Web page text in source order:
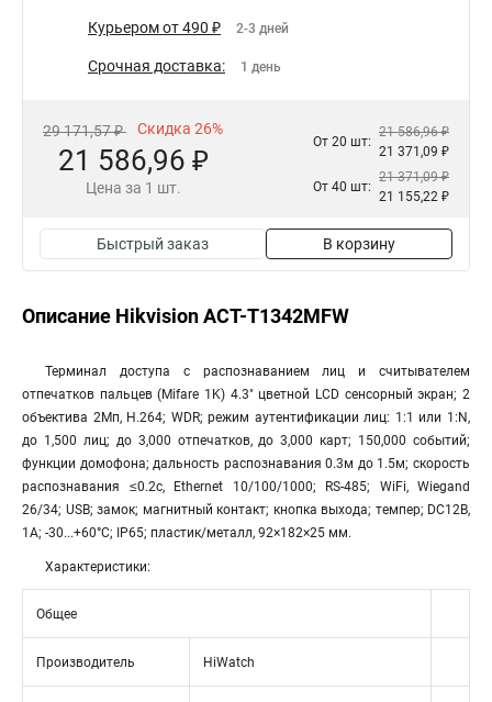
Курьером от 490 ₽ 2-3 дней
Срочная доставка: 1 день
29 171,57 ₽ Скидка 26%
21 586,96 ₽
Цена за 1 шт.
От 20 шт:
21 586,96 ₽
21 371,09 ₽
От 40 шт:
21 371,09 ₽
21 155,22 ₽
Быстрый заказ В корзину
Описание Hikvision ACT-T1342MFW
Терминал доступа с распознаванием лиц и считывателем
отпечатков пальцев (Mifare 1K) 4.3" цветной LCD сенсорный экран; 2
объектива 2Мп, H.264; WDR; режим аутентификации лиц: 1:1 или 1:N,
до 1,500 лиц; до 3,000 отпечатков, до 3,000 карт; 150,000 событий;
функции домофона; дальность распознавания 0.3м до 1.5м; скорость
распознавания ≤0.2с, Ethernet 10/100/1000; RS-485; WiFi, Wiegand
26/34; USB; замок; магнитный контакт; кнопка выхода; темпер; DC12В,
1А; -30...+60°C; IP65; пластик/металл, 92×182×25 мм.
Характеристики:
Общее
Производитель HiWatch